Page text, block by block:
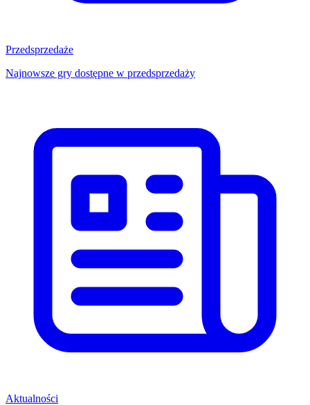
Przedsprzedaże
Najnowsze gry dostępne w przedsprzedaży
Aktualności